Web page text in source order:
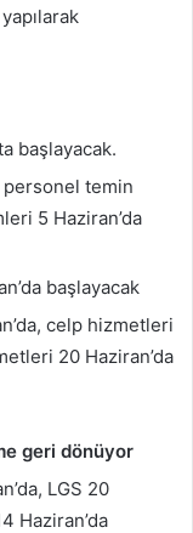
başlayacak.
personel temin
5 Haziran’da
başlayacak
celp hizmetleri
20 Haziran’da
geri dönüyor
LGS 20
Haziran’da